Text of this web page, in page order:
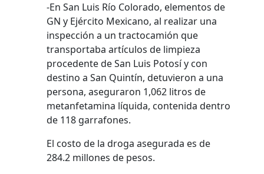
-En San Luis Río Colorado, elementos de
GN y Ejército Mexicano, al realizar una
inspección a un tractocamión que
transportaba artículos de limpieza
procedente de San Luis Potosí y con
destino a San Quintín, detuvieron a una
persona, aseguraron 1,062 litros de
metanfetamina líquida, contenida dentro
de 118 garrafones.
El costo de la droga asegurada es de
284.2 millones de pesos.